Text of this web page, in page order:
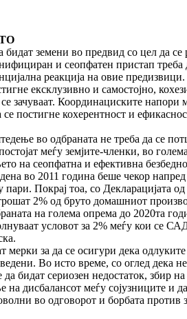
бидат земени во предвид со цел да се
и сеопфатен пристап треба
реакција на овие
ексклузивно и самостојно,
зачуваат. Координациските напори
постигне кохерентност и
во одбраната не треба да се
меѓу земјите-членки, во
на сеопфатна и ефективна
во 2011 година беше чекор
пари. Покрај тоа, со Декларацијата
2% од бруто домашниот
на голема опрема до 2020та
условот за 2% меѓу кои се
мерки за да се осигури дека
Во исто време, со оглед дека
бидат сериозен недостаток, збир
на дисбалансот меѓу сојузниците и
во одговорот и борбата против